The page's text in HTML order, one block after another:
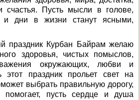
счастья. Пусть мысли в голове,
дни в жизни станут ясными,
праздник Курбан Байрам желаю
здоровья, чистых помыслов,
окружающих, любви и
этот праздник прольет свет на
выбрать правильную дорогу,
помогает, пусть сердце и душа